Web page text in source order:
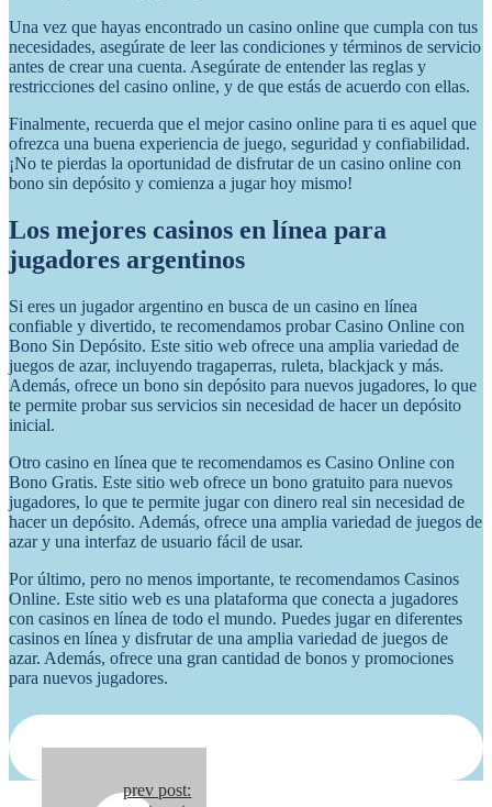
Una vez que hayas encontrado un casino online que cumpla con tus
necesidades, asegúrate de leer las condiciones y términos de servicio
antes de crear una cuenta. Asegúrate de entender las reglas y
restricciones del casino online, y de que estás de acuerdo con ellas.
Finalmente, recuerda que el mejor casino online para ti es aquel que
ofrezca una buena experiencia de juego, seguridad y confiabilidad.
¡No te pierdas la oportunidad de disfrutar de un casino online con
bono sin depósito y comienza a jugar hoy mismo!
Los mejores casinos en línea para
jugadores argentinos
Si eres un jugador argentino en busca de un casino en línea
confiable y divertido, te recomendamos probar Casino Online con
Bono Sin Depósito. Este sitio web ofrece una amplia variedad de
juegos de azar, incluyendo tragaperras, ruleta, blackjack y más.
Además, ofrece un bono sin depósito para nuevos jugadores, lo que
te permite probar sus servicios sin necesidad de hacer un depósito
inicial.
Otro casino en línea que te recomendamos es Casino Online con
Bono Gratis. Este sitio web ofrece un bono gratuito para nuevos
jugadores, lo que te permite jugar con dinero real sin necesidad de
hacer un depósito. Además, ofrece una amplia variedad de juegos de
azar y una interfaz de usuario fácil de usar.
Por último, pero no menos importante, te recomendamos Casinos
Online. Este sitio web es una plataforma que conecta a jugadores
con casinos en línea de todo el mundo. Puedes jugar en diferentes
casinos en línea y disfrutar de una amplia variedad de juegos de
azar. Además, ofrece una gran cantidad de bonos y promociones
para nuevos jugadores.
Continue
prev post: